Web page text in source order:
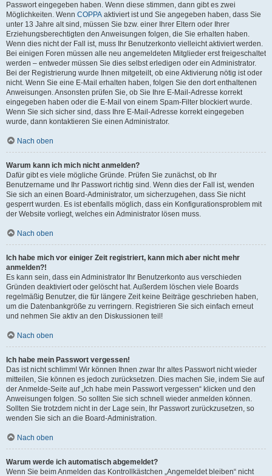
Passwort eingegeben haben. Wenn diese stimmen, dann gibt es zwei
Möglichkeiten. Wenn COPPA aktiviert ist und Sie angegeben haben, dass Sie
unter 13 Jahre alt sind, müssen Sie bzw. einer Ihrer Eltern oder Ihrer
Erziehungsberechtigten den Anweisungen folgen, die Sie erhalten haben.
Wenn dies nicht der Fall ist, muss Ihr Benutzerkonto vielleicht aktiviert werden.
Bei einigen Foren müssen alle neu angemeldeten Mitglieder erst freigeschaltet
werden – entweder müssen Sie dies selbst erledigen oder ein Administrator.
Bei der Registrierung wurde Ihnen mitgeteilt, ob eine Aktivierung nötig ist oder
nicht. Wenn Sie eine E-Mail erhalten haben, folgen Sie den dort enthaltenen
Anweisungen. Ansonsten prüfen Sie, ob Sie Ihre E-Mail-Adresse korrekt
eingegeben haben oder die E-Mail von einem Spam-Filter blockiert wurde.
Wenn Sie sich sicher sind, dass Ihre E-Mail-Adresse korrekt eingegeben
wurde, dann kontaktieren Sie einen Administrator.
Nach oben
Warum kann ich mich nicht anmelden?
Dafür gibt es viele mögliche Gründe. Prüfen Sie zunächst, ob Ihr
Benutzername und Ihr Passwort richtig sind. Wenn dies der Fall ist, wenden
Sie sich an einen Board-Administrator, um sicherzugehen, dass Sie nicht
gesperrt wurden. Es ist ebenfalls möglich, dass ein Konfigurationsproblem mit
der Website vorliegt, welches ein Administrator lösen muss.
Nach oben
Ich habe mich vor einiger Zeit registriert, kann mich aber nicht mehr
anmelden?!
Es kann sein, dass ein Administrator Ihr Benutzerkonto aus verschieden
Gründen deaktiviert oder gelöscht hat. Außerdem löschen viele Boards
regelmäßig Benutzer, die für längere Zeit keine Beiträge geschrieben haben,
um die Datenbankgröße zu verringern. Registrieren Sie sich einfach erneut
und nehmen Sie aktiv an den Diskussionen teil!
Nach oben
Ich habe mein Passwort vergessen!
Das ist nicht schlimm! Wir können Ihnen zwar Ihr altes Passwort nicht wieder
mitteilen, Sie können es jedoch zurücksetzen. Dies machen Sie, indem Sie auf
der Anmelde-Seite auf „Ich habe mein Passwort vergessen“ klicken und den
Anweisungen folgen. So sollten Sie sich schnell wieder anmelden können.
Sollten Sie trotzdem nicht in der Lage sein, Ihr Passwort zurückzusetzen, so
wenden Sie sich an die Board-Administration.
Nach oben
Warum werde ich automatisch abgemeldet?
Wenn Sie beim Anmelden das Kontrollkästchen „Angemeldet bleiben“ nicht